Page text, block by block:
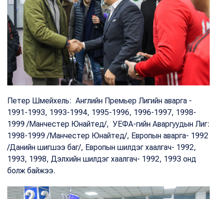
Петер Шмейхель: Английн Премьер Лигийн аварга -
1991-1993, 1993-1994, 1995-1996, 1996-1997, 1998-
1999 /Манчестер Юнайтед/, УЕФА-гийн Аваргуудын Лиг:
1998-1999 /Манчестер Юнайтед/, Европын аварга- 1992
/Данийн шигшээ баг/, Европын шилдэг хаалгач- 1992,
1993, 1998, Дэлхийн шилдэг хаалгач- 1992, 1993 онд
болж байжээ.